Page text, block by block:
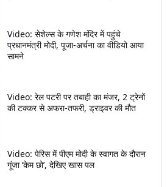
Video: सेशेल्स के गणेश मंदिर में पहुंचे
प्रधानमंत्री मोदी, पूजा-अर्चना का वीडियो आया
सामने
Video: रेल पटरी पर तबाही का मंजर, 2 ट्रेनों
की टक्कर से अफरा-तफरी, ड्राइवर की मौत
Video: पेरिस में पीएम मोदी के स्वागत के दौरान
गूंजा ‘केम छो’, देखिए खास पल